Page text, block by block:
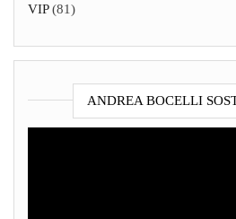
VIP(81)
ANDREA BOCELLI